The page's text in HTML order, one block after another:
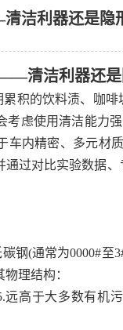
洁利器还是隐
清洁利器还是
积的饮料渍、咖
考虑使用清洁能力
车内精密、多元材
过对比实验数据
钢(通常为0000#至
理结构：
高于大多数有机